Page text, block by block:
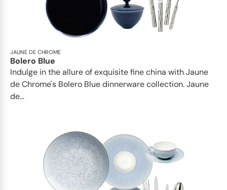
JAUNE DE CHROME
Bolero Blue
Indulge in the allure of exquisite fine china with Jaune
de Chrome's Bolero Blue dinnerware collection. Jaune
de...